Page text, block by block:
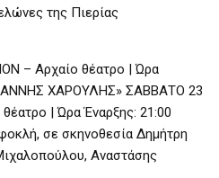
της Πιερίας
– Αρχαίο θέατρο | Ώρα
ΧΑΡΟΥΛΗΣ» ΣΑΒΒΑΤΟ 23
| Ώρα Έναρξης: 21:00
σε σκηνοθεσία Δημήτρη
Αναστάσης